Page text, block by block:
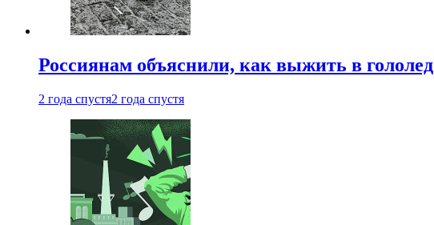
Россиянам объяснили, как выжить в гололед
2 года спустя2 года спустя